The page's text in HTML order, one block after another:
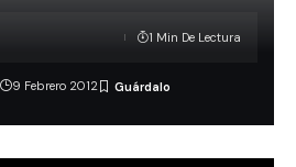
9 Febrero 2012
1 Min De Lectura